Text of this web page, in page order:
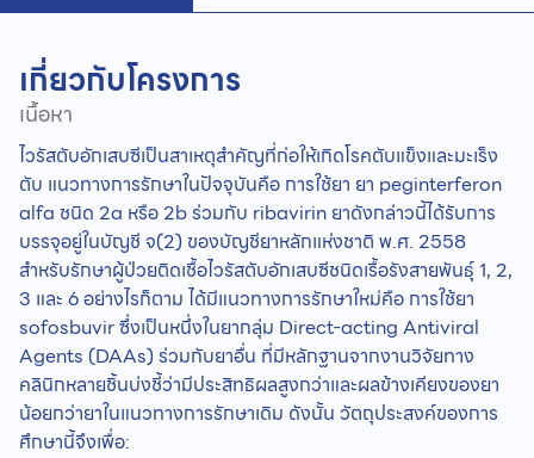
เกี่ยวกับโครงการ
เนื้อหา
ไวรัสตับอักเสบซีเป็นสาเหตุสำคัญที่ก่อให้เกิดโรคตับแข็งและมะเร็ง
ตับ แนวทางการรักษาในปัจจุบันคือ การใช้ยา ยา peginterferon
alfa ชนิด 2a หรือ 2b ร่วมกับ ribavirin ยาดังกล่าวนี้ได้รับการ
บรรจุอยู่ในบัญชี จ(2) ของบัญชียาหลักแห่งชาติ พ.ศ. 2558
สำหรับรักษาผู้ป่วยติดเชื้อไวรัสตับอักเสบซีชนิดเรื้อรังสายพันธุ์ 1, 2,
3 และ 6 อย่างไรก็ตาม ได้มีแนวทางการรักษาใหม่คือ การใช้ยา
sofosbuvir ซึ่งเป็นหนึ่งในยากลุ่ม Direct-acting Antiviral
Agents (DAAs) ร่วมกับยาอื่น ที่มีหลักฐานจากงานวิจัยทาง
คลินิกหลายชิ้นบ่งชี้ว่ามีประสิทธิผลสูงกว่าและผลข้างเคียงของยา
น้อยกว่ายาในแนวทางการรักษาเดิม ดังนั้น วัตถุประสงค์ของการ
ศึกษานี้จึงเพื่อ: